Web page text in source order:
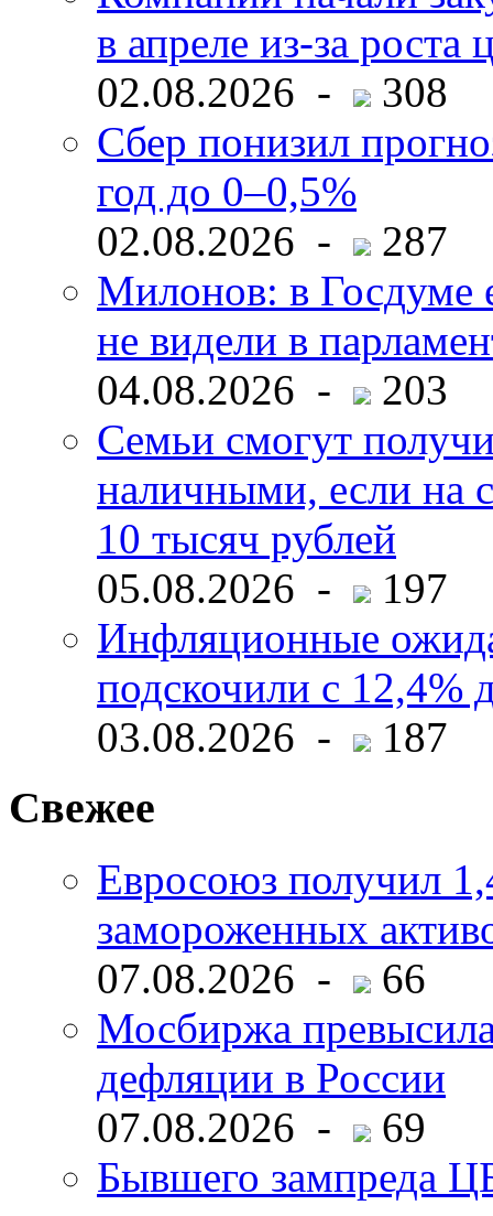
в апреле из-за роста
02.08.2026 -
308
Сбер понизил
год до 0–0,5%
02.08.2026 -
287
Милонов: в Госдуме
не видели в
04.08.2026 -
203
Семьи смогут
наличными, если на
10 тысяч рублей
05.08.2026 -
197
Инфляционные
подскочили с 12,4%
03.08.2026 -
187
Свежее
Евросоюз получил
замороженных
07.08.2026 -
66
Мосбиржа
дефляции в России
07.08.2026 -
69
Бывшего зампреда